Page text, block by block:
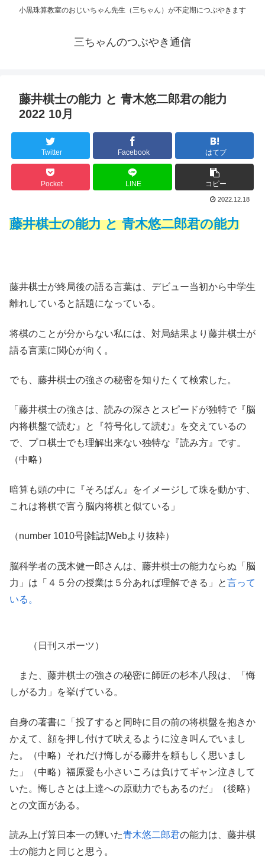
小黒珠算教室のおじいちゃん先生（三ちゃん）が不定期につぶやきます
三ちゃんのつぶやき通信
藤井棋士の能力 と 青木悠二郎君の能力
2022 10月
Twitter Facebook はてブ
Pocket LINE コピー
2022.12.18
藤井棋士の能力 と 青木悠二郎君の能力
藤井棋士が終局後の語る言葉は、デビュー当初から中学生
離れしていると話題になっている。
将棋のことが分からない私には、対局結果より藤井棋士が
語る言葉に関心が向く。
でも、藤井棋士の強さの秘密を知りたくて検索した。
「藤井棋士の強さは、読みの深さとスピードが独特で『脳
内将棋盤で読む』と『符号化して読む』を交えているの
で、プロ棋士でも理解出来ない独特な『読み方』です。
（中略）
暗算も頭の中に『そろばん』をイメージして珠を動かす、
これは将棋で言う脳内将棋と似ている」
（number 1010号[雑誌]Webより抜粋）
脳科学者の茂木健一郎さんは、藤井棋士の能力ならぬ「脳
力」は「４５分の授業は５分あれば理解できる」と言って
いる。
（日刊スポーツ）
また、藤井棋士の強さの秘密に師匠の杉本八段は、「悔
しがる力」を挙げている。
自身の著書に「投了すると同時に目の前の将棋盤を抱きか
かえて、顔を押し付けて吠えるように泣き叫んでいまし
た。（中略）それだけ悔しがる藤井を頼もしく思いまし
た」（中略）福原愛も小さいころは負けてギャン泣きして
いた。悔しさとは上達への原動力でもあるのだ」（後略）
との文面がある。
読み上げ算日本一の輝いた青木悠二郎君の能力は、藤井棋
士の能力と同じと思う。